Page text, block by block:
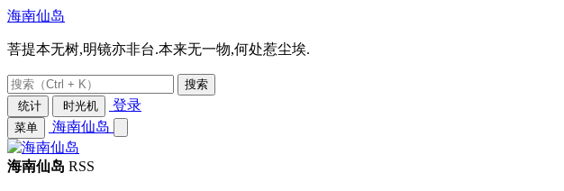
海南仙岛
菩提本无树,明镜亦非台.本来无一物,何处惹尘埃.
搜索
统计
时光机 登录
菜单 海南仙岛
海南仙岛 RSS